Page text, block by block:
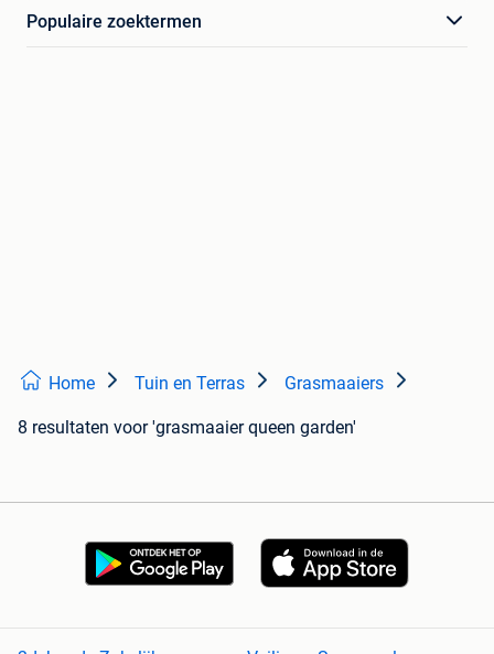
Populaire zoektermen
Home Tuin en Terras Grasmaaiers
8 resultaten voor 'grasmaaier queen garden'